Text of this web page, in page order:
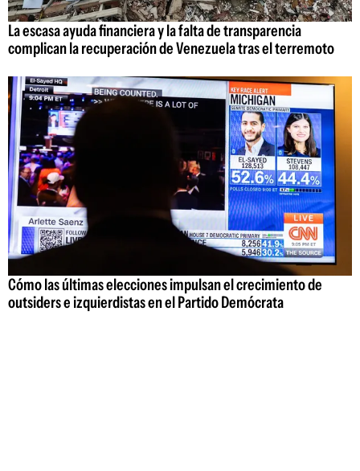
La escasa ayuda financiera y la falta de transparencia
complican la recuperación de Venezuela tras el terremoto
Cómo las últimas elecciones impulsan el crecimiento de
outsiders e izquierdistas en el Partido Demócrata